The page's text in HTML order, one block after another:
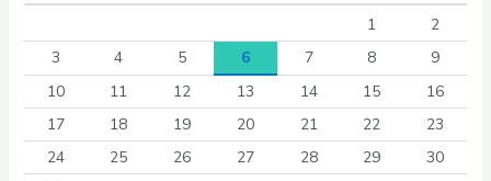
1
2
3
4 5 6 7 8
9
10
11 12 13 14 15
16
17
18 19 20 21 22
23
24
25 26 27 28 29
30